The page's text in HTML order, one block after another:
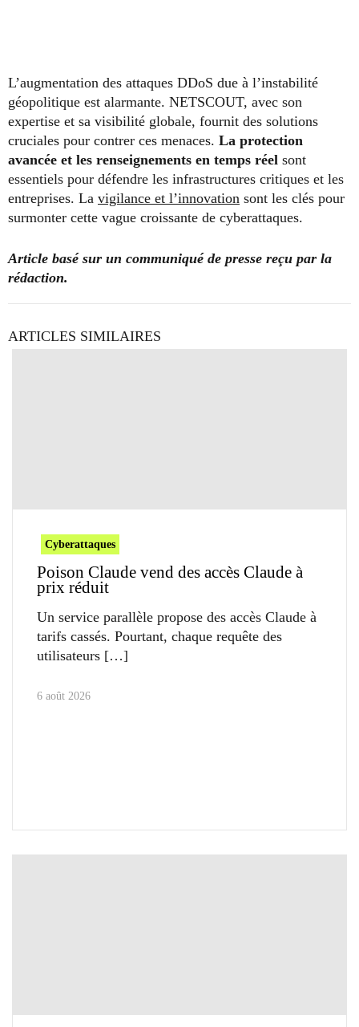
L’augmentation des attaques DDoS due à l’instabilité
géopolitique est alarmante. NETSCOUT, avec son
expertise et sa visibilité globale, fournit des solutions
cruciales pour contrer ces menaces. La protection
avancée et les renseignements en temps réel sont
essentiels pour défendre les infrastructures critiques et les
entreprises. La vigilance et l’innovation sont les clés pour
surmonter cette vague croissante de cyberattaques.
Article basé sur un communiqué de presse reçu par la
rédaction.
ARTICLES SIMILAIRES
Cyberattaques
Poison Claude vend des accès Claude à
prix réduit
Un service parallèle propose des accès Claude à
tarifs cassés. Pourtant, chaque requête des
utilisateurs
6 août 2026